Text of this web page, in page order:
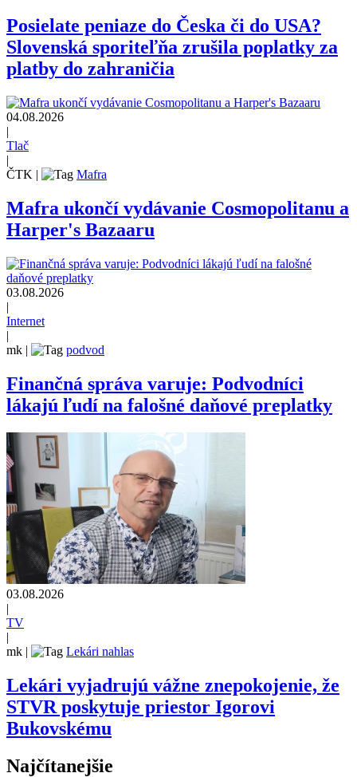
Posielate peniaze do Česka či do USA?
Slovenská sporiteľňa zrušila poplatky za
platby do zahraničia
04.08.2026
|
Tlač
|
ČTK | Mafra
Mafra ukončí vydávanie Cosmopolitanu a
Harper's Bazaaru
03.08.2026
|
Internet
|
mk | podvod
Finančná správa varuje: Podvodníci
lákajú ľudí na falošné daňové preplatky
03.08.2026
|
TV
|
mk | Lekári nahlas
Lekári vyjadrujú vážne znepokojenie, že
STVR poskytuje priestor Igorovi
Bukovskému
Najčítanejšie